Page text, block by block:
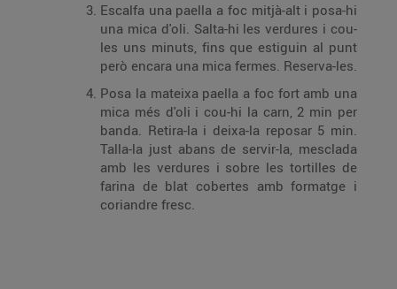
Escalfa una paella a foc mitjà-alt i posa-hi
una mica d'oli. Salta-hi les verdures i cou-
les uns minuts, fins que estiguin al punt
però encara una mica fermes. Reserva-les.
Posa la mateixa paella a foc fort amb una
mica més d'oli i cou-hi la carn, 2 min per
banda. Retira-la i deixa-la reposar 5 min.
Talla-la just abans de servir-la, mesclada
amb les verdures i sobre les tortilles de
farina de blat cobertes amb formatge i
coriandre fresc.